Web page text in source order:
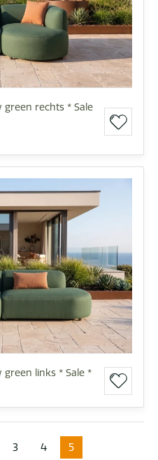
green rechts * Sale
green links * Sale *
3 4 5